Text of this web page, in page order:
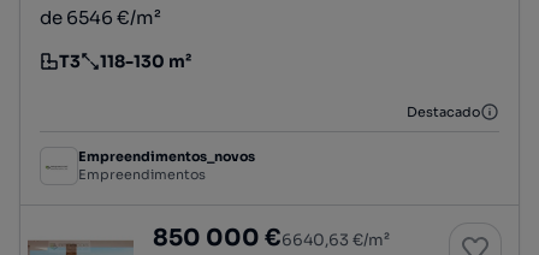
de 6546 €/m²
Tipologia
T3
Preço por metro quadrado
118-130 m²
Destacado
Empreendimentos_novos
Empreendimentos
Terraços 137 - Urb. Terraços da Ponte ,
850 000 €6640,63 €/m²